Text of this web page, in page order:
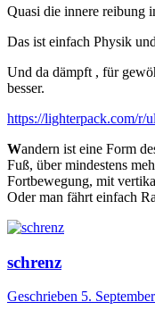
Quasi die innere reibung
Das ist einfach Physik
Und da dämpft , für
besser.
https://lighterpack.com/r/
Wandern ist eine Form
Fuß, über mindestens
Fortbewegung, mit
Oder man fährt einfach
schrenz
Geschrieben 5.